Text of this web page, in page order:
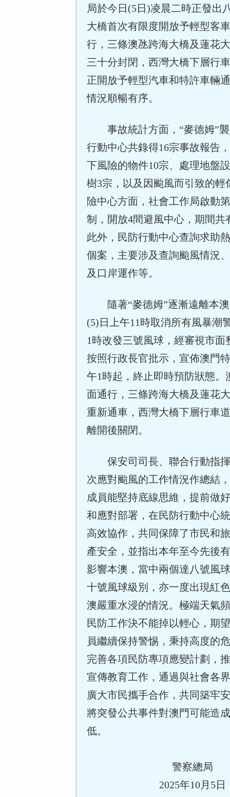
局於今日(5日)凌晨二時正發出
大橋首次有限度開放予輕型客
行，三條澳氹跨海大橋及蓮花
三十分封閉，西灣大橋下層行
正開放予輕型汽車和特許車輛
情況順暢有序。
事故統計方面，“麥德姆”
行動中心共錄得16宗事故報告
下風險的物件10宗、處理地盤
樹3宗，以及因颱風而引致的輕
險中心方面，社會工作局啟動
制，開放4間避風中心，期間共
此外，民防行動中心查詢求助
個案，主要涉及查詢颱風情況
及口岸運作等。
隨著“麥德姆”逐漸遠離本
(5)日上午11時取消所有風暴潮
1時改發三號風球，經審視市面
按照行政長官批示，宣佈澳門
午1時起，終止即時預防狀態。
面通行，三條跨海大橋及蓮花
重新通車，西灣大橋下層行車
離開後關閉。
保安司司長、聯合行動指
次應對颱風的工作情況作總結
成員能堅持底線思維，提前做
和應對部署，在民防行動中心
高效協作，共同保障了市民和
產安全，並指出本年至今先後
影響本澳，當中兩個達八號風
十號風球級別，亦一度出現紅
澳嚴重水浸的情況。極端天氣
民防工作決不能掉以輕心，期
員繼續保持警惕，秉持高度的
完善各項民防專項應變計劃，
宣傳教育工作，通過與社會各
廣大市民攜手合作，共同築牢
將突發公共事件對澳門可能造
低。
警察總局
2025年10月5日